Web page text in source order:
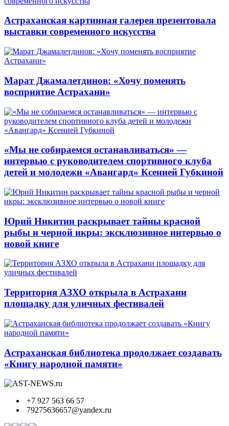
Астраханская картинная галерея презентовала
выставки современного искусства
Марат Джамалетдинов: «Хочу поменять
восприятие Астрахани»
«Мы не собираемся останавливаться» —
интервью с руководителем спортивного клуба
детей и молодежи «Авангард» Ксенией Губкиной
Юрий Никитин раскрывает тайны красной
рыбы и черной икры: эксклюзивное интервью о
новой книге
Территория АЗХО открыла в Астрахани
площадку для уличных фестивалей
Астраханская библиотека продолжает создавать
«Книгу народной памяти»
+7 927 563 66 57
79275636657@yandex.ru